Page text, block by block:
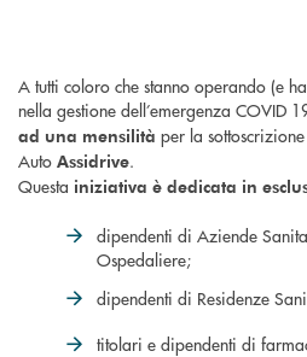
A tutti coloro che stanno operando (e
nella gestione dell’emergenza COVID
ad una mensilità per la
Auto Assidrive.
Questa iniziativa è dedicata in
dipendenti di Aziende
Ospedaliere;
dipendenti di Residenze
titolari e dipendenti di